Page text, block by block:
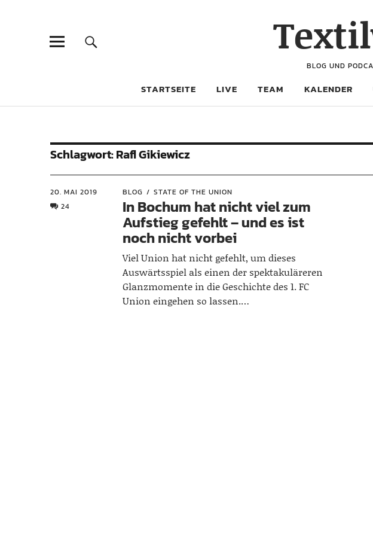
BLOG UND
STARTSEITE LIVE TEAM KALENDER
Schlagwort:Rafl Gikiewicz
20. MAI 2019
24
BLOG STATE OF THE UNION
In Bochum hat nicht viel zum
Aufstieg gefehlt – und es ist
noch nicht vorbei
Viel Union hat nicht gefehlt, um dieses
Auswärtsspiel als einen der spektakuläreren
Glanzmomente in die Geschichte des 1. FC
Union eingehen so lassen.…